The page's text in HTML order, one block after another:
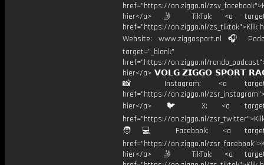
href="https://on.ziggo.nl/
hier</a> 🤳 TikTok: <a
href="https://on.ziggo.nl/zs_tiktok">Klik
Website: www.ziggosport.nl 🎧
target="_blank"
href="https://on.ziggo.nl/
hier</a> 𝗩𝗢𝗟𝗚 𝗭𝗜𝗚𝗚𝗢 𝗦𝗣𝗢𝗥𝗧
📸 Instagram: <a
href="https://on.ziggo.nl/
hier</a> 🐦 X: <a
href="https://on.ziggo.nl/
🧑💻 Facebook: <a
href="https://on.ziggo.nl/
hier</a> 🤳 TikTok: <a